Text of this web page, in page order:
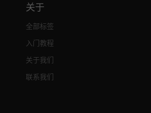
关于
全部标签
入门教程
关于我们
联系我们